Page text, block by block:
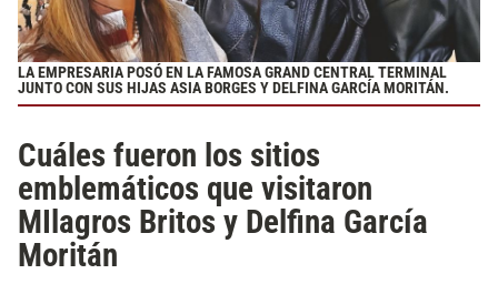
LA EMPRESARIA POSÓ EN LA FAMOSA GRAND CENTRAL TERMINAL
JUNTO CON SUS HIJAS ASIA BORGES Y DELFINA GARCÍA MORITÁN.
Cuáles fueron los sitios
emblemáticos que visitaron
MIlagros Britos y Delfina García
Moritán